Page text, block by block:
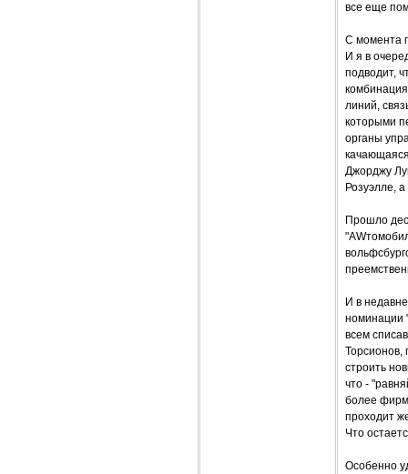
все еще
С момента
И я в
подводит,
линий,
которыми
органы
Джорджу
Розуэлле,
Прошло
И в
номинации
всем
Торсионов,
строить
что -
более
проходит
Что
Особенно